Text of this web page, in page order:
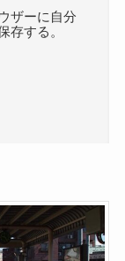
ザーに自分
存する。